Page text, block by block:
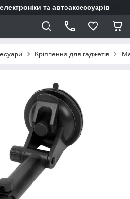
та автоаксессуарів
Кріплення для гаджетів